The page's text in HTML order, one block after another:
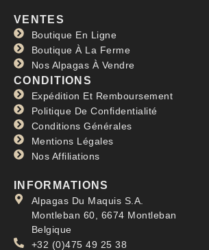
VENTES
Boutique En Ligne
Boutique À La Ferme
Nos Alpagas À Vendre
CONDITIONS
Expédition Et Remboursement
Politique De Confidentialité
Conditions Générales
Mentions Légales
Nos Affiliations
INFORMATIONS
Alpagas Du Maquis S.A.
Montleban 60, 6674 Montleban
Belgique
+32 (0)475 49 25 38